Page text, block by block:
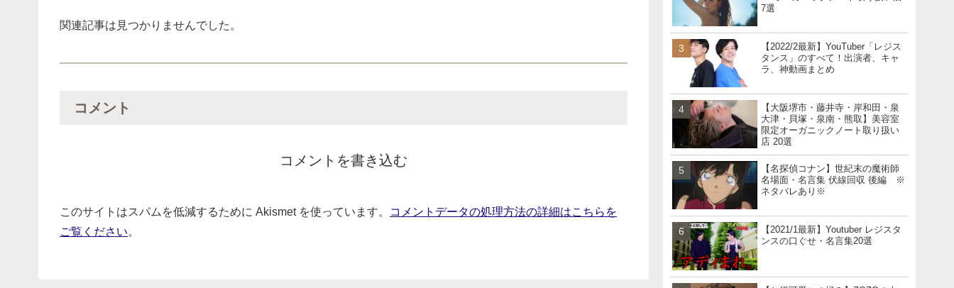
関連記事は見つかりませんでした。
コメント
コメントを書き込む
このサイトはスパムを低減するために Akismet を使っています。
コメントデータの処理方法の詳細はこちらを
ご覧ください。
7選
【2022/2最新】YouTuber「レジス
タンス」のすべて！出演者、キャ
ラ、神動画まとめ
【大阪堺市・藤井寺・岸和田・泉
大津・貝塚・泉南・熊取】美容室
限定オーガニックノート取り扱い
店 20選
【名探偵コナン】世紀末の魔術師
名場面・名言集 伏線回収 後編 ※
ネタバレあり※
【2021/1最新】Youtuber レジスタ
ンスの口ぐせ・名言集20選